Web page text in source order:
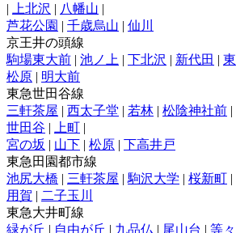
|
上北沢 | 八幡山 |
芦花公園 | 千歳烏山 | 仙川
京王井の頭線
駒場東大前 | 池ノ上 | 下北沢 | 新代田 | 東
松原 | 明大前
東急世田谷線
三軒茶屋 | 西太子堂 | 若林 | 松陰神社前 |
世田谷 | 上町 |
宮の坂 | 山下 | 松原 | 下高井戸
東急田園都市線
池尻大橋 | 三軒茶屋 | 駒沢大学 | 桜新町 |
用賀 | 二子玉川
東急大井町線
緑が丘 | 自由が丘 | 九品仏 | 尾山台 | 等々